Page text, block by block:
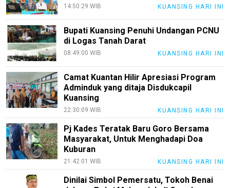
14:50:29 WIB KUANSING HARI INI
Bupati Kuansing Penuhi Undangan PCNU
di Logas Tanah Darat
08:49:00 WIB KUANSING HARI INI
Camat Kuantan Hilir Apresiasi Program
Adminduk yang ditaja Disdukcapil
Kuansing
22:30:09 WIB KUANSING HARI INI
Pj Kades Teratak Baru Goro Bersama
Masyarakat, Untuk Menghadapi Doa
Kuburan
21:42:01 WIB KUANSING HARI INI
Dinilai Simbol Pemersatu, Tokoh Benai